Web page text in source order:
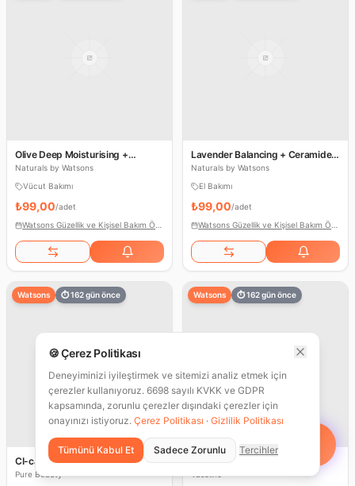
Olive Deep Moisturising +
Ceramide Body Lotion
Naturals by Watsons
Vücut Bakımı
₺99,00/adet
Lavender Balancing + Ceramide
Hand Cream
Naturals by Watsons
El Bakımı
₺99,00/adet
Watsons ⏱162gün önce
CI-care CİLT BAKIM Ürün
Çeşitleri
Pure Beauty
Watsons ⏱162gün önce
Lip Baum Çeşitleri
Vaseline
🍪 Çerez Politikası
Deneyiminizi iyileştirmek ve sitemizi analiz etmek için
çerezler kullanıyoruz. 6698 sayılı KVKK ve GDPR
kapsamında, zorunlu çerezler dışındaki çerezler için
onayınızı istiyoruz. Çerez Politikası · Gizlilik Politikası
Tümünü Kabul Et Sadece Zorunlu Tercihler